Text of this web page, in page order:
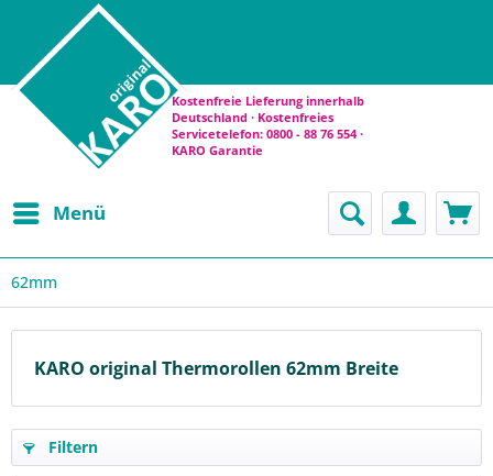
Kostenfreie Lieferung innerhalb
Deutschland · Kostenfreies
Servicetelefon: 0800 - 88 76 554 ·
KARO Garantie
Menü
62mm
KARO original Thermorollen 62mm Breite
Filtern